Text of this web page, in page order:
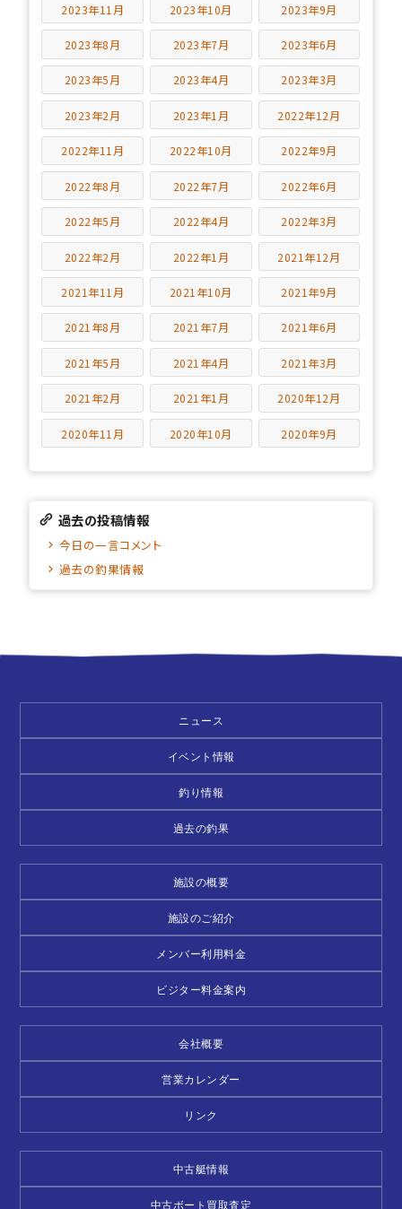
2023年11月 2023年10月 2023年9月
2023年8月 2023年7月 2023年6月
2023年5月 2023年4月 2023年3月
2023年2月 2023年1月 2022年12月
2022年11月 2022年10月 2022年9月
2022年8月 2022年7月 2022年6月
2022年5月 2022年4月 2022年3月
2022年2月 2022年1月 2021年12月
2021年11月 2021年10月 2021年9月
2021年8月 2021年7月 2021年6月
2021年5月 2021年4月 2021年3月
2021年2月 2021年1月 2020年12月
2020年11月 2020年10月 2020年9月
過去の投稿情報
今日の一言コメント
過去の釣果情報
ニュース
イベント情報
釣り情報
過去の釣果
施設の概要
施設のご紹介
メンバー利用料金
ビジター料金案内
会社概要
営業カレンダー
リンク
中古艇情報
中古ボート買取査定